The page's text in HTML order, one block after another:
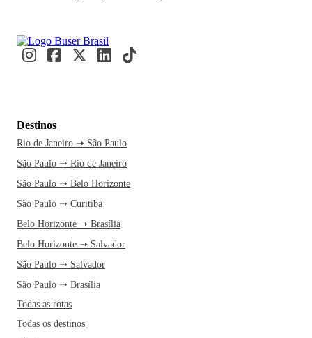
Destinos
Rio de Janeiro ➝ São Paulo
São Paulo ➝ Rio de Janeiro
São Paulo ➝ Belo Horizonte
São Paulo ➝ Curitiba
Belo Horizonte ➝ Brasília
Belo Horizonte ➝ Salvador
São Paulo ➝ Salvador
São Paulo ➝ Brasília
Todas as rotas
Todas os destinos